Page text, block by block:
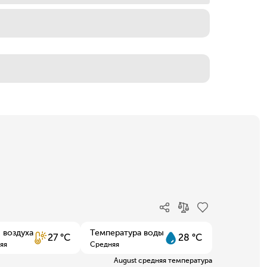
27 °C Температура воды
Средняя
28 °C
August средняя температура